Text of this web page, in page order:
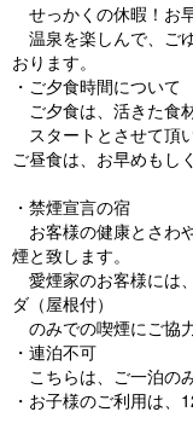
せっかくの休暇！お
温泉を楽しんで、ご
おります。
・ご夕食時間について
ご夕食は、活きた食
スタートとさせて頂
ご昼食は、お早めもし
・禁煙宣言の宿
お客様の健康とさわ
煙と致します。
愛煙家のお客様には
ダ（屋根付）
のみでの喫煙にご協
・連泊不可
こちらは、ご一泊の
・お子様のご利用は、